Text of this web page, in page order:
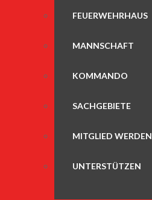
FEUERWEHRHAUS
MANNSCHAFT
KOMMANDO
SACHGEBIETE
MITGLIED WERDEN
UNTERSTÜTZEN